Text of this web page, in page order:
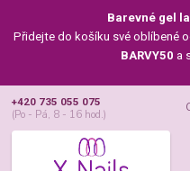
Barevné gel
Přidejte do košíku své oblíbené
BARVY50 a
+420 735 055 075
(Po - Pá, 8 - 16 hod.)